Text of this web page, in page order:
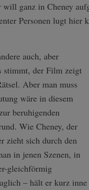
ganz in Cheney
Personen lugt hier
auch, aber
stimmt, der Film zeigt
Aber man muss
wäre in diesem
beruhigenden
Wie Cheney, der
zieht sich durch den
in jenen Szenen, in
gleichförmig
– hält er kurz inne